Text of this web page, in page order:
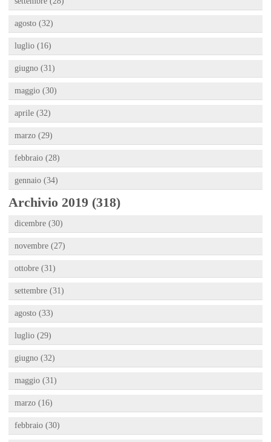
agosto (32)
luglio (16)
giugno (31)
maggio (30)
aprile (32)
marzo (29)
febbraio (28)
gennaio (34)
Archivio 2019 (318)
dicembre (30)
novembre (27)
ottobre (31)
settembre (31)
agosto (33)
luglio (29)
giugno (32)
maggio (31)
marzo (16)
febbraio (30)